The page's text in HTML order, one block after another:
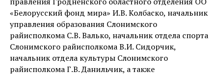
«Белорусский фонд мира» И.В. Колбаско, начальник
управления образования Слонимского
райисполкома С.В. Валько, начальник отдела спорта
Слонимского райисполкома В.И. Сидорчик,
начальник отдела культуры Слонимского
райисполкома Г.В. Данильчик, а также